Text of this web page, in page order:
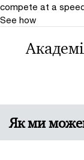
compete at a
See how
Як ми